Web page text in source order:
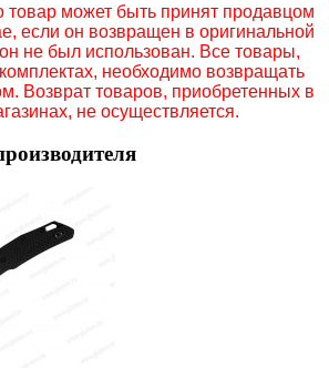
товар может быть принят продавцом
если он возвращен в оригинальной
не был использован. Все товары,
необходимо возвращать
Возврат товаров, приобретенных в
не осуществляется.